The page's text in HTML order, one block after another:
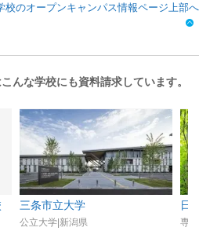
校のオープンキャンパス情報ページ上部へ
んな学校にも資料請求しています。
三条市立大学
公立大学|新潟県
日
専